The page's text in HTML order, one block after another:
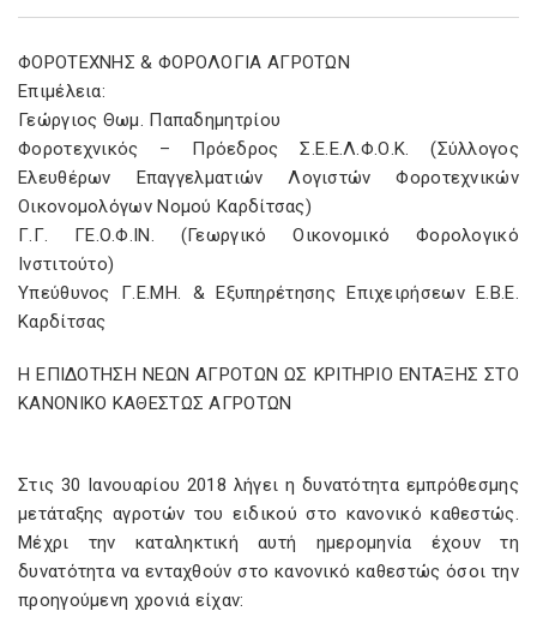
ΦΟΡΟΤΕΧΝΗΣ & ΦΟΡΟΛΟΓΙΑ ΑΓΡΟΤΩΝ
Επιμέλεια:
Γεώργιος Θωμ. Παπαδημητρίου
Φοροτεχνικός – Πρόεδρος Σ.Ε.Ε.Λ.Φ.Ο.Κ. (Σύλλογος
Ελευθέρων Επαγγελματιών Λογιστών Φοροτεχνικών
Οικονομολόγων Νομού Καρδίτσας)
Γ.Γ. ΓΕ.Ο.Φ.ΙΝ. (Γεωργικό Οικονομικό Φορολογικό
Ινστιτούτο)
Υπεύθυνος Γ.Ε.ΜΗ. & Εξυπηρέτησης Επιχειρήσεων Ε.Β.Ε.
Καρδίτσας
Η ΕΠΙΔΟΤΗΣΗ ΝΕΩΝ ΑΓΡΟΤΩΝ ΩΣ ΚΡΙΤΗΡΙΟ ΕΝΤΑΞΗΣ ΣΤΟ
ΚΑΝΟΝΙΚΟ ΚΑΘΕΣΤΩΣ ΑΓΡΟΤΩΝ
Στις 30 Ιανουαρίου 2018 λήγει η δυνατότητα εμπρόθεσμης
μετάταξης αγροτών του ειδικού στο κανονικό καθεστώς.
Μέχρι την καταληκτική αυτή ημερομηνία έχουν τη
δυνατότητα να ενταχθούν στο κανονικό καθεστώς όσοι την
προηγούμενη χρονιά είχαν: